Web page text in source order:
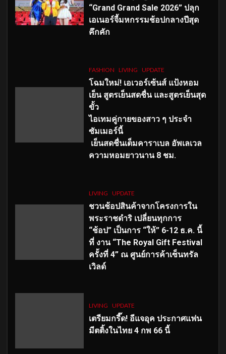
“Grand Grand Sale 2026” ปลุก
เอเนอร์จี้มหกรรมช้อปกลางปีสุด
คึกคัก
FASHION LIVING UPDATE
โฉมใหม่! เอเวอร์เซ้นส์ แป้งหอม
เย็น สูตรเย็นสดชื่น และสูตรเย็นสุด
ขั้ว
ไอเทมคู่กายของสาว ๆ ประจำ
ซัมเมอร์นี้
เย็นสดชื่นเต็มคาราเบล อัพเลเวล
ความหอมยาวนาน 8 ชม.
LIVING UPDATE
ชวนช้อปสินค้าจากโครงการใน
พระราชดำริ เปลี่ยนทุกการ
“ช้อป” เป็นการ “ให้” 6-12 ธ.ค. นี้
ที่ งาน “The Royal Gift Festival
ครั้งที่ 4” ณ ศูนย์การค้าเซ็นทรัล
เวิลด์
LIVING UPDATE
เตรียมกรี๊ด! อีแจอุค ประกาศแฟน
มีตติ้งในไทย 4 กพ 66 นี้